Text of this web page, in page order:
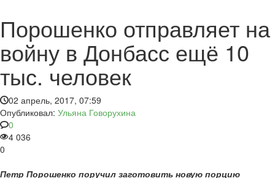
Порошенко отправляет на
войну в Донбасс ещё 10
тыс. человек
02 апрель, 2017, 07:59
Опубликовал: Ульяна Говорухина
0
4 036
0
Петр Порошенко поручил заготовить новую порцию